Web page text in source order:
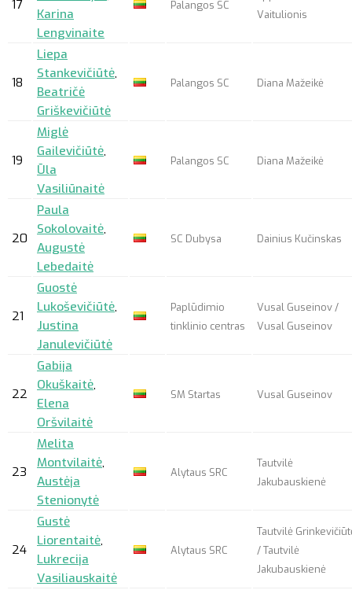
17
Karina
Lengvinaite
Palangos SC
Vaitulionis
18
Liepa
Stankevičiūtė,
Beatričė
Griškevičiūtė
Palangos SC Diana Mažeikė
19
Miglė
Gailevičiūtė,
Ūla
Vasiliūnaitė
Palangos SC Diana Mažeikė
20
Paula
Sokolovaitė,
Augustė
Lebedaitė
SC Dubysa Dainius Kučinskas
21
Guostė
Lukoševičiūtė,
Justina
Janulevičiūtė
Paplūdimio
tinklinio centras
Vusal Guseinov /
Vusal Guseinov
22
Gabija
Okuškaitė,
Elena
Oršvilaitė
SM Startas Vusal Guseinov
23
Melita
Montvilaitė,
Austėja
Stenionytė
Alytaus SRC
Tautvilė
Jakubauskienė
24
Gustė
Liorentaitė,
Lukrecija
Vasiliauskaitė
Alytaus SRC
Tautvilė
/ Tautvilė
Jakubauskienė